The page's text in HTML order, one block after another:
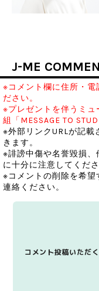
J-ME
※コメント欄に住所・電
ださい。
※プレゼントを伴うミ
組「MESSAGE TO
※外部リンクURLが記載
きます。
※誹謗中傷や名誉毀損、
に十分に注意してくださ
※コメントの削除を希
連絡ください。
コメント投稿いただ